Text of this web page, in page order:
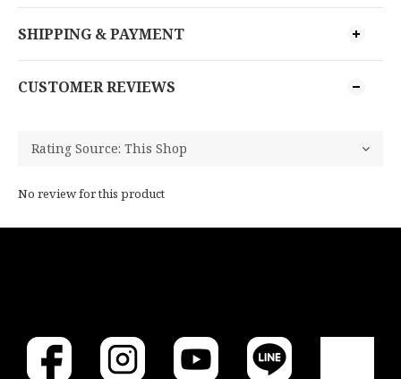
SHIPPING & PAYMENT
CUSTOMER REVIEWS
No review for this product